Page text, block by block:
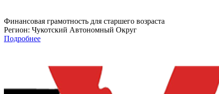
Финансовая грамотность для старшего возраста
Регион: Чукотский Автономный Округ
Подробнее